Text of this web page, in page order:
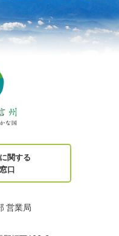
関する
口
営業局